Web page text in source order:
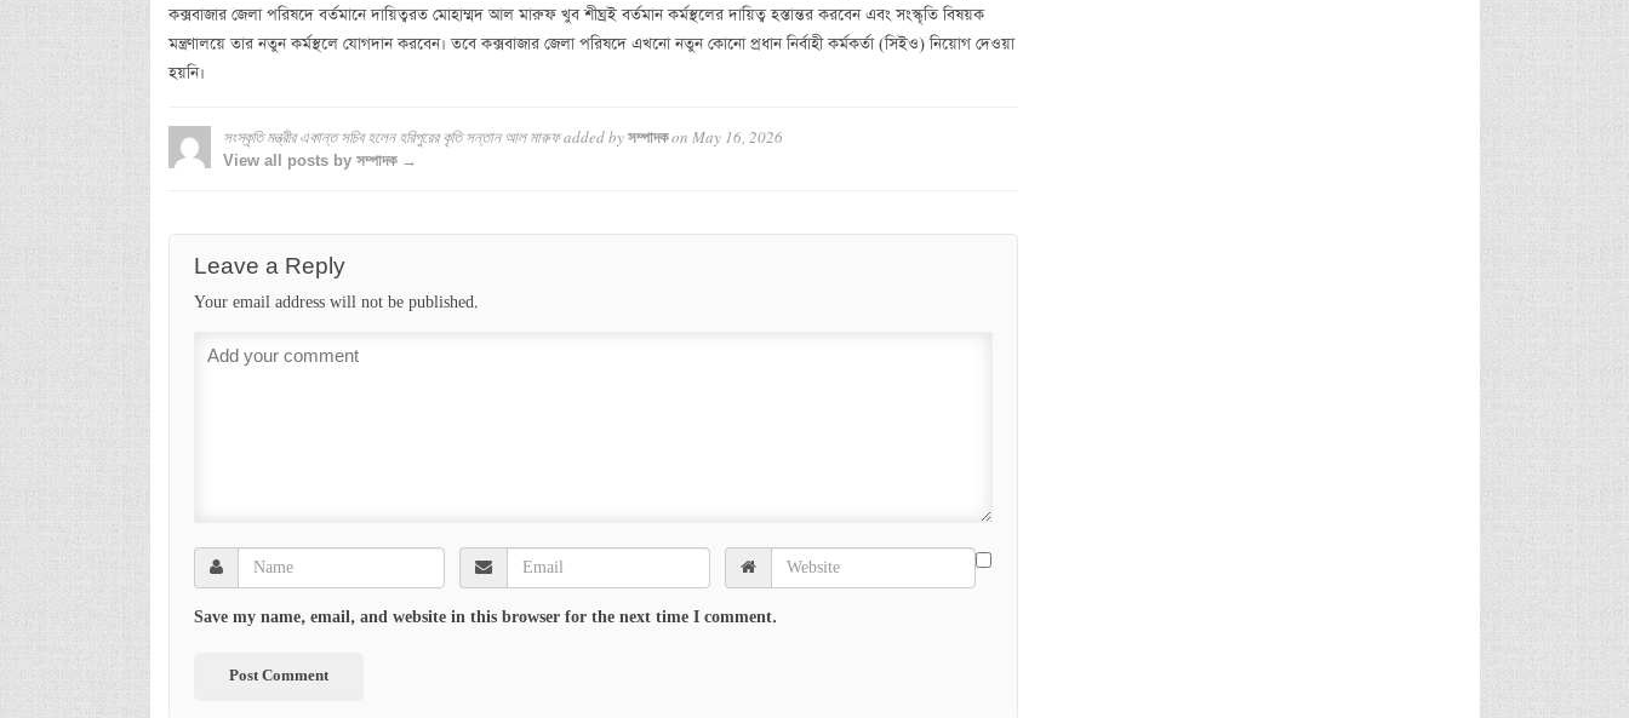
কক্সবাজার জেলা পরিষদে বর্তমানে দায়িত্বরত মোহাম্মদ আল মারুফ খুব শীঘ্রই বর্তমান কর্মস্থলের দায়িত্ব হস্তান্তর করবেন এবং সংস্কৃতি বিষয়ক
মন্ত্রণালয়ে তার নতুন কর্মস্থলে যোগদান করবেন। তবে কক্সবাজার জেলা পরিষদে এখনো নতুন কোনো প্রধান নির্বাহী কর্মকর্তা (সিইও) নিয়োগ দেওয়া
হয়নি।
সংস্কৃতি মন্ত্রীর একান্ত সচিব হলেন হরিপুরের কৃতি সন্তান আল মারুফadded by সম্পাদকon May 16, 2026
View all posts by সম্পাদক →
Leave a Reply
Your email address will not be published.
Save my name, email, and website in this browser for the next time I comment.